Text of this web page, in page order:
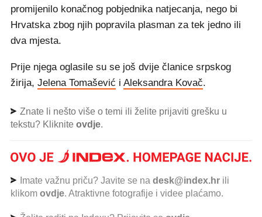
promijenilo konačnog pobjednika natjecanja, nego bi
Hrvatska zbog njih popravila plasman za tek jedno ili
dva mjesta.
Prije njega oglasile su se još dvije članice srpskog
žirija, Jelena Tomašević i Aleksandra Kovač.
Znate li nešto više o temi ili želite prijaviti grešku u
tekstu? Kliknite ovdje.
Imate važnu priču? Javite se na desk@index.hr ili
klikom ovdje. Atraktivne fotografije i videe plaćamo.